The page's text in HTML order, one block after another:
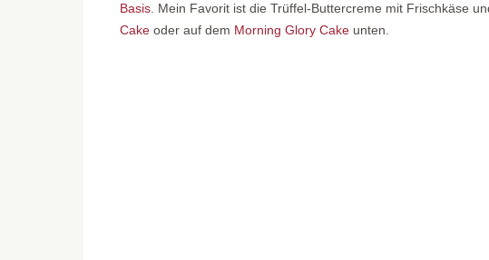
Basis . Mein Favorit ist die Trüffel-Buttercreme mit Frischkäse
Cake oder auf dem Morning Glory Cake unten.